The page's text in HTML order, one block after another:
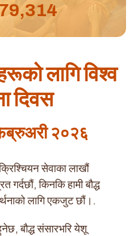
लागि विश्व
दिवस
२०२६
सेवाका लाखौं
गर्दछौं, किनकि हामी बौद्ध
लागि एकजुट छौं।.
बौद्ध संसारभरि येशू